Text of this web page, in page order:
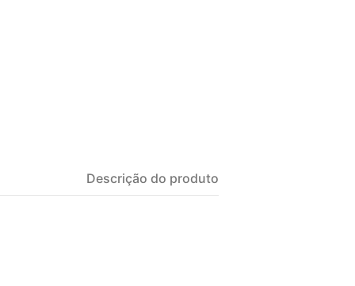
Descrição do produto